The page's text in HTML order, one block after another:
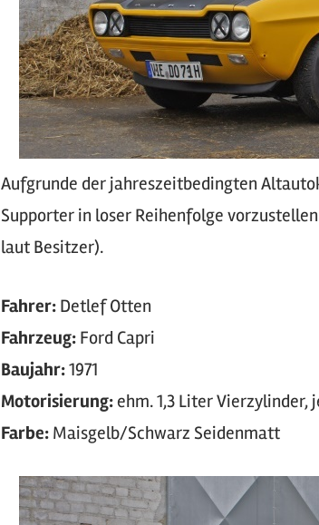
Aufgrunde der jahreszeitbedingten
Supporter in loser Reihenfolge
laut Besitzer).
Fahrer: Detlef Otten
Fahrzeug: Ford Capri
Baujahr:1971
Motorisierung: ehm. 1,3 Liter Vierzylinder,
Farbe: Maisgelb/Schwarz Seidenmatt